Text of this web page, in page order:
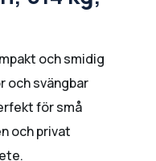
och smidig
och svängbar
för små
och privat